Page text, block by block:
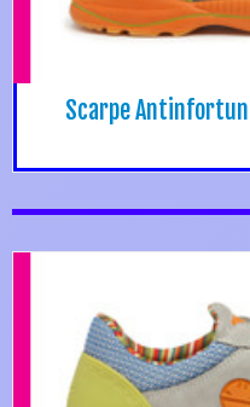
Scarpe